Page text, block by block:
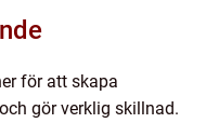
för att skapa
gör verklig skillnad.